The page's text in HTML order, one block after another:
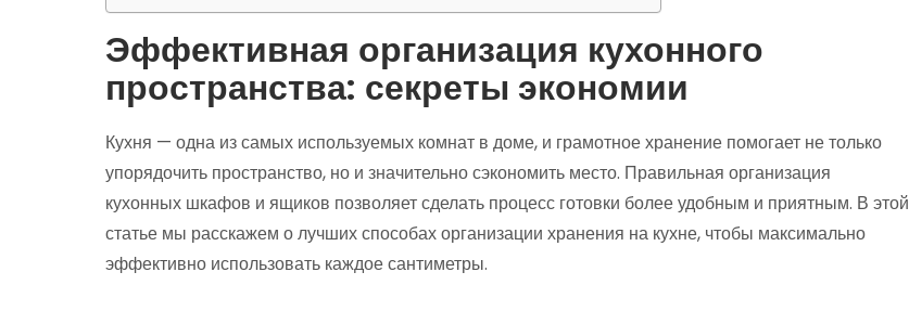
Эффективная организация кухонного
пространства: секреты экономии
Кухня — одна из самых используемых комнат в доме, и грамотное хранение помогает не только
упорядочить пространство, но и значительно сэкономить место. Правильная организация
кухонных шкафов и ящиков позволяет сделать процесс готовки более удобным и приятным. В этой
статье мы расскажем о лучших способах организации хранения на кухне, чтобы максимально
эффективно использовать каждое сантиметры.